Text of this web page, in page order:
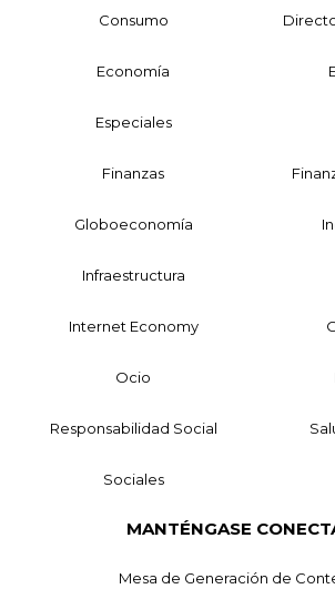
Consumo
Economía
Especiales
Finanzas
Globoeconomía
Infraestructura
Internet Economy
Ocio
Responsabilidad Social
Sociales
MANTÉNGASE
Mesa de Generación de